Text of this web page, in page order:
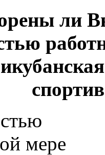
ли
мере